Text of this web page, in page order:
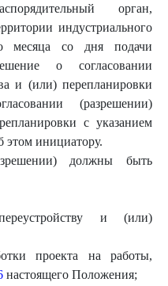
орган,
индустриального
месяца со дня подачи
о согласовании
и (или) перепланировки
(разрешении)
с указанием
этом инициатору.
должны быть
и (или)
проекта на работы,
настоящего Положения;